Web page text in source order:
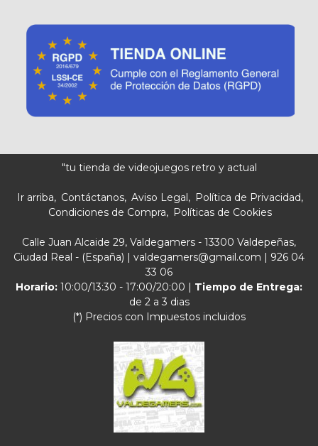
"tu tienda de videojuegos retro y actual
Ir arriba Contáctanos Aviso Legal
Política de Privacidad
Condiciones de Compra
Políticas de Cookies
Calle Juan Alcaide 29, Valdegamers - 13300 Valdepeñas,
Ciudad Real - (España) | valdegamers@gmail.com | 926 04
33 06
Horario: 10:00/13:30 - 17:00/20:00 | Tiempo de Entrega:
de 2 a 3 dias
(*) Precios con Impuestos incluidos